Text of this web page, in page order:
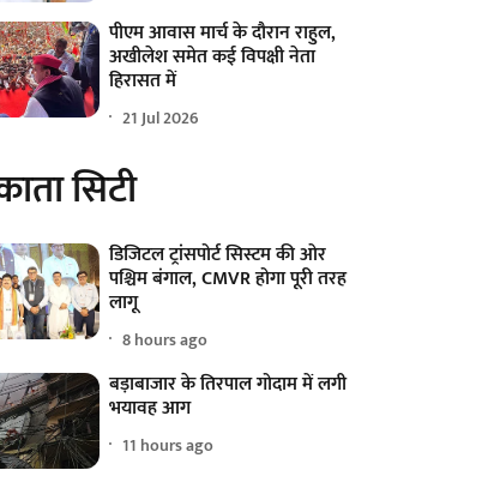
पीएम आवास मार्च के दौरान राहुल,
अखीलेश समेत कई विपक्षी नेता
हिरासत में
21 Jul 2026
सिटी
डिजिटल ट्रांसपोर्ट सिस्टम की ओर
पश्चिम बंगाल, CMVR होगा पूरी तरह
लागू
8 hours ago
बड़ाबाजार के तिरपाल गोदाम में लगी
भयावह आग
11 hours ago